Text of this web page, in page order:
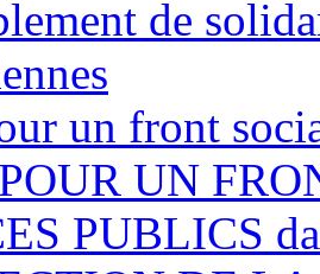
de
un front
UN
PUBLICS